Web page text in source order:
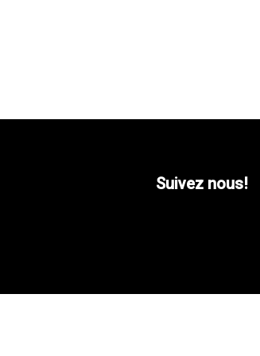
Suivez nous!